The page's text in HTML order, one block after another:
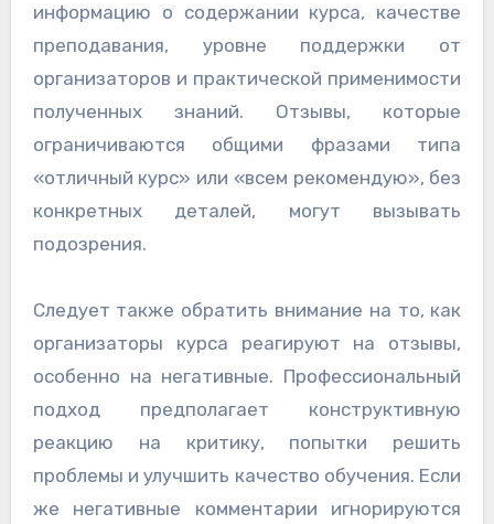
информацию о содержании курса, качестве
преподавания, уровне поддержки от
организаторов и практической применимости
полученных знаний. Отзывы, которые
ограничиваются общими фразами типа
«отличный курс» или «всем рекомендую», без
конкретных деталей, могут вызывать
подозрения.
Следует также обратить внимание на то, как
организаторы курса реагируют на отзывы,
особенно на негативные. Профессиональный
подход предполагает конструктивную
реакцию на критику, попытки решить
проблемы и улучшить качество обучения. Если
же негативные комментарии игнорируются